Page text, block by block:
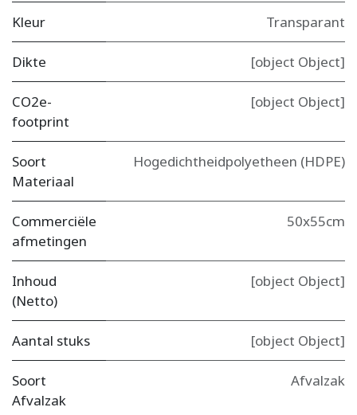
Kleur Transparant
Dikte [object Object]
CO2e-
footprint
[object Object]
Soort
Materiaal
Hogedichtheidpolyetheen (HDPE)
Commerciële
afmetingen
50x55cm
Inhoud
(Netto)
[object Object]
Aantal stuks [object Object]
Soort
Afvalzak
Afvalzak